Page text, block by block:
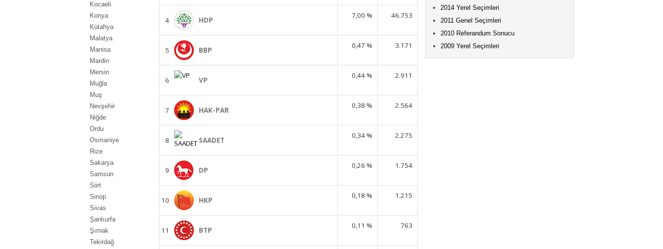
Kocaeli
Konya
Kütahya
Malatya
Manisa
Mardin
Mersin
Muğla
Muş
Nevşehir
Niğde
Ordu
Osmaniye
Rize
Sakarya
Samsun
Siirt
Sinop
Sivas
Şanlıurfa
Şırnak
Tekirdağ
4 HDP
7,00 % 46.753
5 BBP
0,47 % 3.171
6 VP
0,44 % 2.911
7 HAK-PAR
0,38 % 2.564
8 SAADET
0,34 % 2.275
9 DP
0,26 % 1.754
10 HKP
0,18 % 1.215
11 BTP
0,11 % 763
2014 Yerel Seçimleri
2011 Genel Seçimleri
2010 Referandum Sonucu
2009 Yerel Seçimleri